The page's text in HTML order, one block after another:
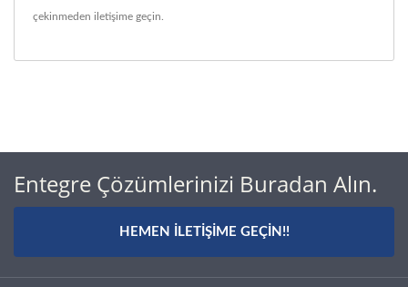
çekinmeden iletişime geçin.
Entegre Çözümlerinizi Buradan Alın.
HEMEN İLETIŞIME GEÇIN!!